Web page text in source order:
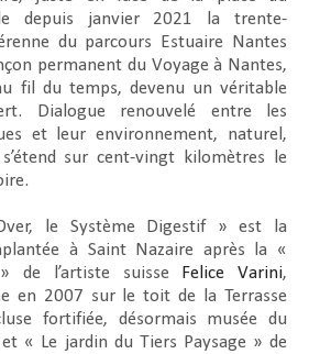
depuis janvier 2021 la trente-
du parcours Estuaire Nantes
permanent du Voyage à Nantes,
fil du temps, devenu un véritable
Dialogue renouvelé entre les
et leur environnement, naturel,
sur cent-vingt kilomètres le
le Système Digestif » est la
à Saint Nazaire après la «
de l’artiste suisse
Felice Varini,
en 2007 sur le toit de la Terrasse
fortifiée, désormais musée du
« Le jardin du Tiers Paysage » de